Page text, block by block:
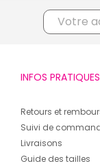
INFOS PRATIQUES
Retours et
Suivi de
Livraisons
Guide des tailles